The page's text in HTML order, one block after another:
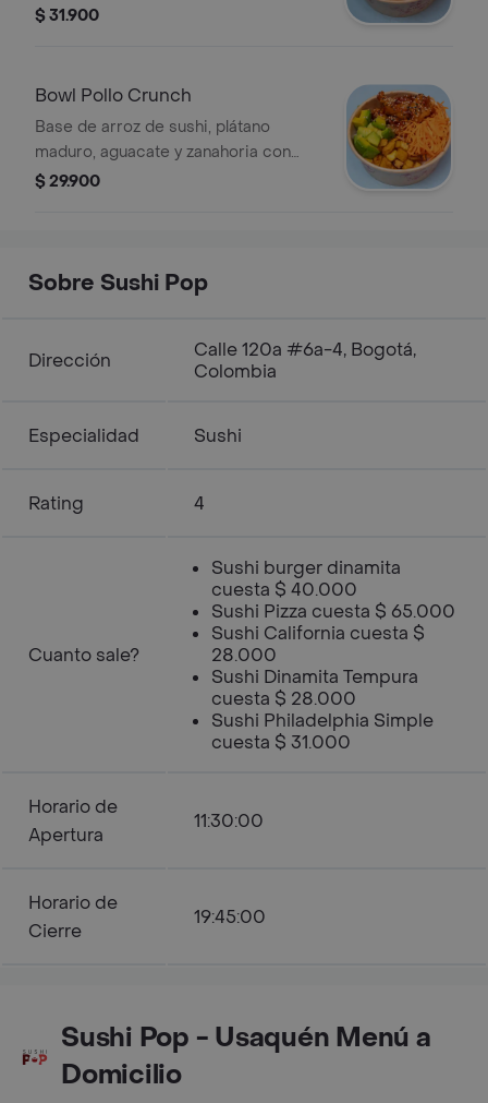
camarón rebosado bañado en salsa a
$ 31.900
Bowl Pollo Crunch
Base de arroz de sushi, plátano
maduro, aguacate y zanahoria con
pechuga de pollo rebosado bañado
$ 29.900
Sobre Sushi Pop
Dirección
Calle 120a #6a-4, Bogotá,
Colombia
Especialidad Sushi
Rating 4
Cuanto sale?
Sushi burger dinamita
cuesta $ 40.000
Sushi Pizza cuesta $ 65.000
Sushi California cuesta $
28.000
Sushi Dinamita Tempura
cuesta $ 28.000
Sushi Philadelphia Simple
cuesta $ 31.000
Horario de
Apertura
11:30:00
Horario de
Cierre
19:45:00
Sushi Pop - Usaquén Menú a
Domicilio